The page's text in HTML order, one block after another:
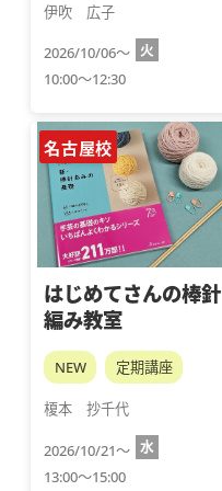
伊吹　広子
2026/10/06～ 火
10:00～12:30
名古屋校
はじめてさんの棒針
編み教室
NEW 定期講座
榎本　抄千代
2026/10/21～ 水
13:00～15:00